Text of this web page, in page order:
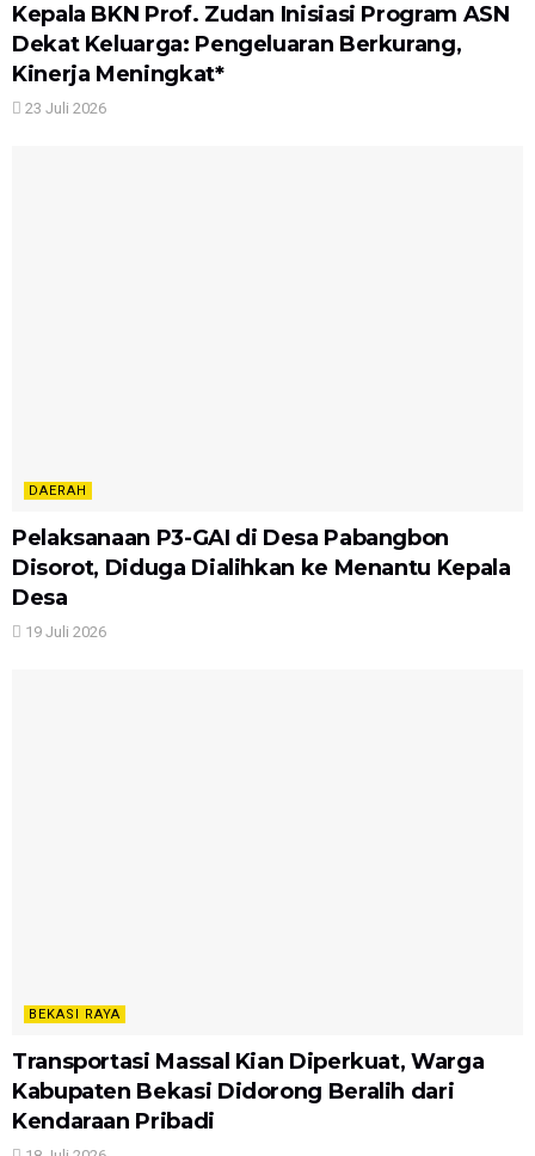
Kepala BKN Prof. Zudan Inisiasi Program ASN
Dekat Keluarga: Pengeluaran Berkurang,
Kinerja Meningkat*
23 Juli 2026
DAERAH
Pelaksanaan P3-GAI di Desa Pabangbon
Disorot, Diduga Dialihkan ke Menantu Kepala
Desa
19 Juli 2026
BEKASI RAYA
Transportasi Massal Kian Diperkuat, Warga
Kabupaten Bekasi Didorong Beralih dari
Kendaraan Pribadi